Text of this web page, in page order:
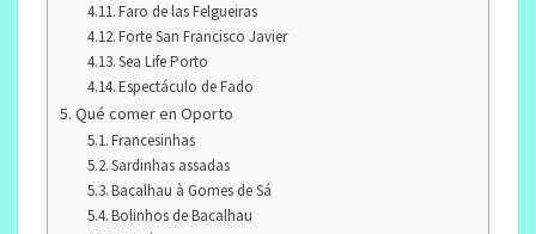
Faro de las Felgueiras
Forte San Francisco Javier
Sea Life Porto
Espectáculo de Fado
Qué comer en Oporto
Francesinhas
Sardinhas assadas
Bacalhau à Gomes de Sá
Bolinhos de Bacalhau